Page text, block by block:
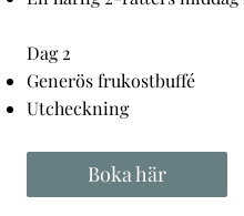
Dag 2
Generös frukostbuffé
Utcheckning
Boka här